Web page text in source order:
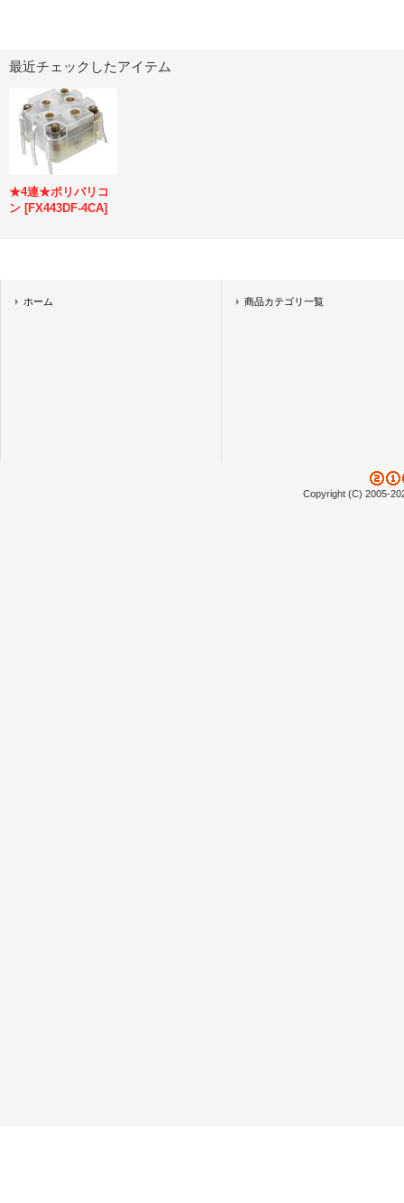
最近チェックしたアイテム
★4連★ポリバリコ
ン [FX443DF-4CA]
ホーム 商品カテゴリ一覧
Copyright (C) 2005-